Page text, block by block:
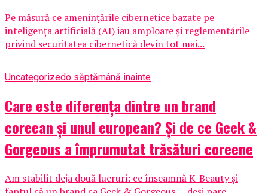
Pe măsură ce amenințările cibernetice bazate pe
inteligența artificială (AI) iau amploare și reglementările
privind securitatea cibernetică devin tot mai...
Uncategorizedo săptămână inainte
Care este diferența dintre un brand
coreean și unul european? Și de ce Geek &
Gorgeous a împrumutat trăsături coreene
Am stabilit deja două lucruri: ce înseamnă K-Beauty și